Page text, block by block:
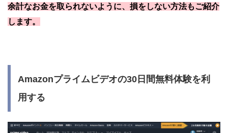
余計なお金を取られないように、損をしない方法もご紹介
します。
Amazonプライムビデオの30日間無料体験を利
用する